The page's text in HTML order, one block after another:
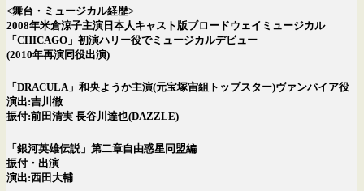
<舞台・ミュージカル経歴>
2008年米倉涼子主演日本人キャスト版ブロードウェイミュージカル
「CHICAGO」初演ハリー役でミュージカルデビュー
(2010年再演同役出演)
「DRACULA」和央ようか主演(元宝塚宙組トップスター)ヴァンパイア役
演出:吉川徹
振付:前田清実 長谷川達也(DAZZLE)
「銀河英雄伝説」第二章自由惑星同盟編
振付・出演
演出:西田大輔